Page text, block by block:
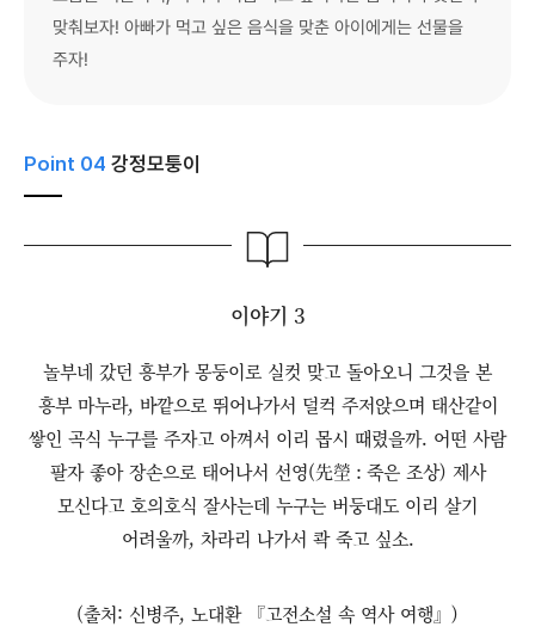
맞춰보자! 아빠가 먹고 싶은 음식을 맞춘 아이에게는 선물을
주자!
Point 04 강정모퉁이
이야기 3
놀부네 갔던 흥부가 몽둥이로 실컷 맞고 돌아오니 그것을 본
흥부 마누라, 바깥으로 뛰어나가서 덜컥 주저앉으며 태산같이
쌓인 곡식 누구를 주자고 아껴서 이리 몹시 때렸을까. 어떤 사람
팔자 좋아 장손으로 태어나서 선영(先塋 : 죽은 조상) 제사
모신다고 호의호식 잘사는데 누구는 버둥대도 이리 살기
어려울까, 차라리 나가서 콱 죽고 싶소.
(출처: 신병주, 노대환 『고전소설 속 역사 여행』)